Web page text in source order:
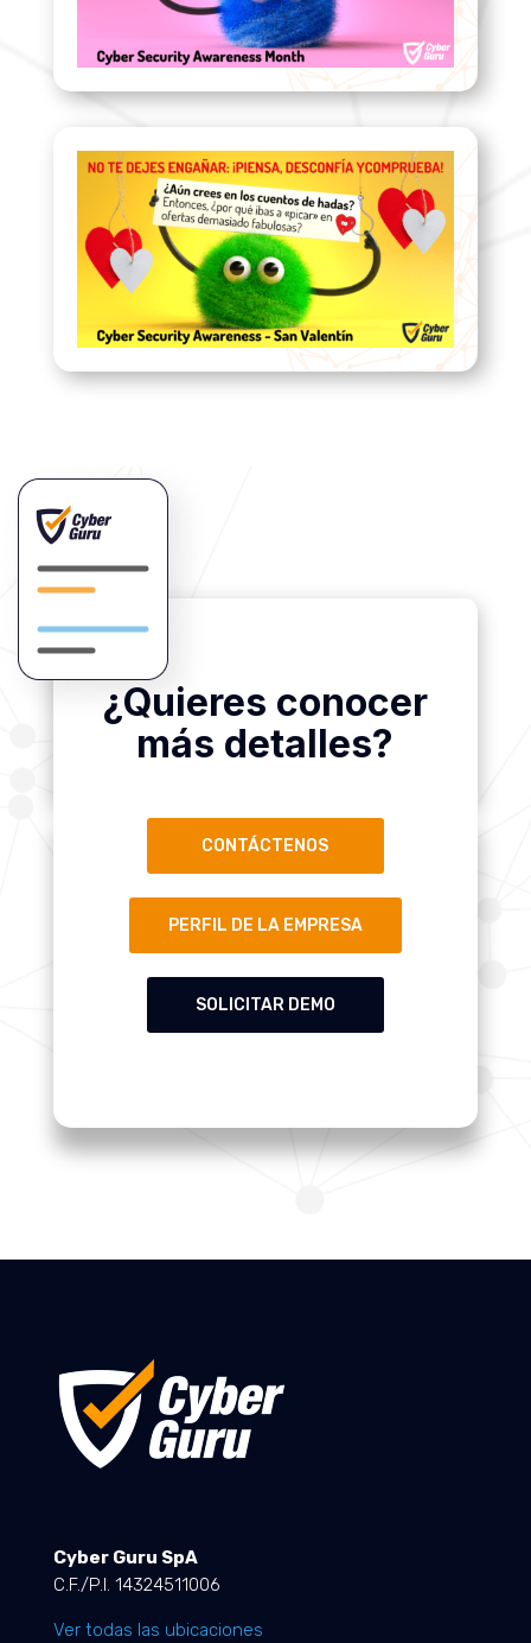
¿Quieres conocer
más detalles?
CONTÁCTENOS
PERFIL DE LA EMPRESA
SOLICITAR DEMO
Cyber Guru SpA
C.F./P.I. 14324511006
Ver todas las ubicaciones